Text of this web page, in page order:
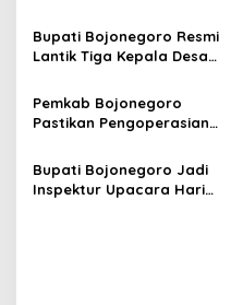
g
a
t
i
o
n
Bojonegoro, Semangat
Gotong Royong untuk
Kesejahteraan Masyarakat
Bupati Bojonegoro Resmi
Lantik Tiga Kepala Desa
Harmoni untuk Majukan
Desa
Pemkab Bojonegoro
Pastikan Pengoperasian
Standar, Gelar Sosialisasi
Bersama Pelaku Usaha
Bupati Bojonegoro Jadi
Inspektur Upacara Hari